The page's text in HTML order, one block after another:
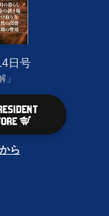
日号
」
ら